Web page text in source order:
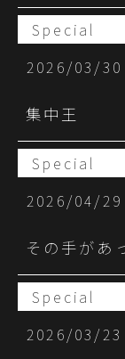
Special
2026/03/30
集中王
Special
2026/04/29
その手があ
Special
2026/03/23